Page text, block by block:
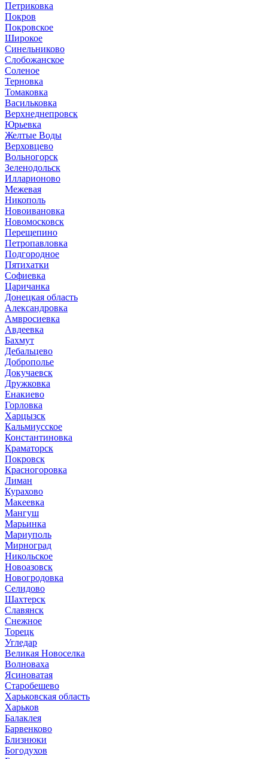
Петриковка
Покров
Покровское
Широкое
Синельниково
Слобожанское
Соленое
Терновка
Томаковка
Васильковка
Верхнеднепровск
Юрьевка
Желтые Воды
Верховцево
Вольногорск
Зеленодольск
Илларионово
Межевая
Никополь
Новоивановка
Новомосковск
Перещепино
Петропавловка
Подгородное
Пятихатки
Софиевка
Царичанка
Донецкая область
Александровка
Амвросиевка
Авдеевка
Бахмут
Дебальцево
Доброполье
Докучаевск
Дружковка
Енакиево
Горловка
Харцызск
Кальмиусское
Константиновка
Краматорск
Покровск
Красногоровка
Лиман
Курахово
Макеевка
Мангуш
Марьинка
Мариуполь
Мирноград
Никольское
Новоазовск
Новогродовка
Селидово
Шахтерск
Славянск
Снежное
Торецк
Угледар
Великая Новоселка
Волноваха
Ясиноватая
Старобешево
Харьковская область
Харьков
Балаклея
Барвенково
Близнюки
Богодухов